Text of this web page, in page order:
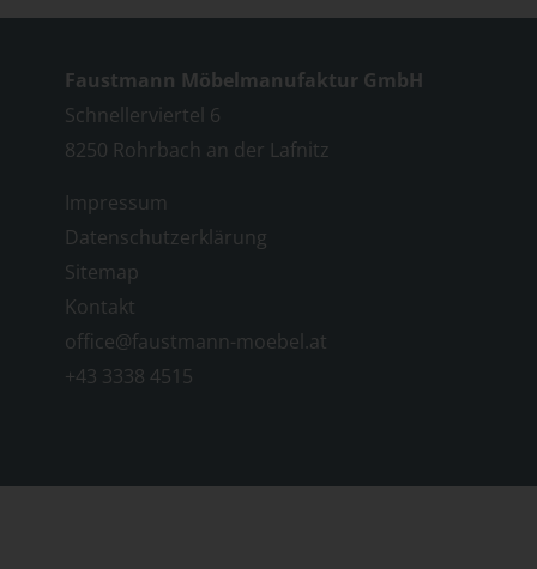
Faustmann Möbelmanufaktur GmbH
Schnellerviertel 6
8250 Rohrbach an der Lafnitz
Impressum
Datenschutzerklärung
Sitemap
Kontakt
office@faustmann-moebel.at
+43 3338 4515